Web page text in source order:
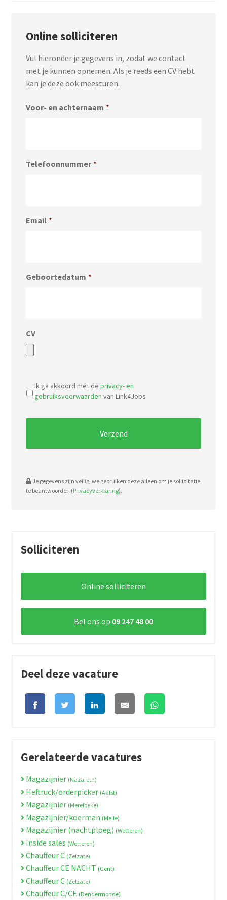
Online solliciteren
Vul hieronder je gegevens in, zodat we contact
met je kunnen opnemen. Als je reeds een CV hebt
kan je deze ook meesturen.
Voor- en achternaam *
Telefoonnummer *
Email *
Geboortedatum *
CV
types:
pdf,
doc.
Ik ga akkoord met de privacy- en
gebruiksvoorwaarden van Link4Jobs
Je gegevens zijn veilig, we gebruiken deze alleen om je sollicitatie
te beantwoorden (Privacyverklaring).
Solliciteren
Online solliciteren
Bel ons op 09 247 48 00
Deel deze vacature
Gerelateerde vacatures
Magazijnier (Nazareth)
Heftruck/orderpicker (Aalst)
Magazijnier (Merelbeke)
Magazijnier/koerman (Melle)
Magazijnier (nachtploeg) (Wetteren)
Inside sales (Wetteren)
Chauffeur C (Zelzate)
Chauffeur CE NACHT (Gent)
Chauffeur C (Zelzate)
Chauffeur C/CE (Dendermonde)